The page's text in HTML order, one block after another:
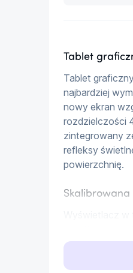
Tablet
Tablet
najbardziej
nowy ekran
rozdzielczości
zintegrowany
refleksy
powierzchnię.
pokrycie 99%
wyświetla